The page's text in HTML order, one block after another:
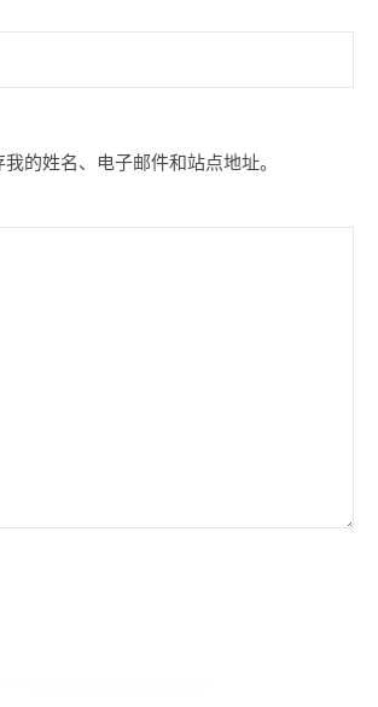
的姓名、电子邮件和站点地址。